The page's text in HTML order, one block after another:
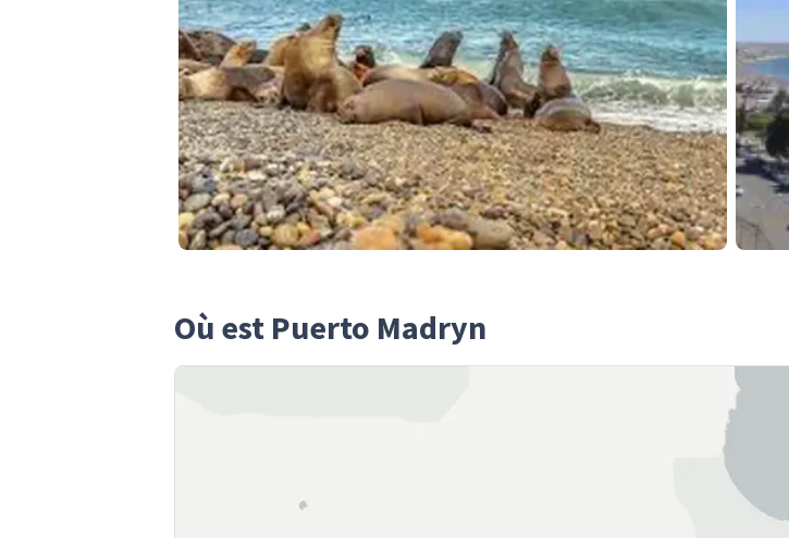
Où est Puerto Madryn